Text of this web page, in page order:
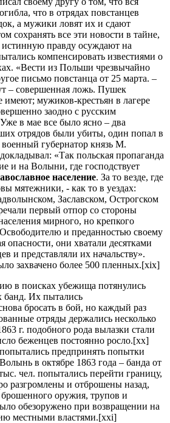
что в отрядах повстанцев
а мужики ловят их и сдают
сохранять все эти новости в тайне,
истинную правду осуждают на
компенсировать известиями о
«Вести из Польши чрезвычайно
письмо повстанца от 25 марта. –
– совершенная ложь. Пушек
мужиков-крестьян в лагере
заодно с русским
в мае все было ясно – два
отрядов были убиты, один попал в
губернатор князь М.
«Так польская пропаганда
и на Волыни, где господствует
население. За то везде, где
мятежники, - как то в уездах:
Заславском, Острогском
первый отпор со стороны
мирного, но крепкого
и преданностью своему
опасности, они хватали десятками
и представляли их начальству».
захвачено более 500 пленных.[xix]
в поисках убежища потянулись
банд. Их пытались
бросать в бой, но каждый раз
отряды держались несколько
г. подобного рода вылазки стали
беженцев постоянно росло.[xx]
предпринять попытки
в октябре 1863 года – банда от
чел. попытались перейти границу,
разгромлены и отброшены назад,
брошенного оружия, трупов и
обезоружено при возвращении на
местными властями.[xxi]